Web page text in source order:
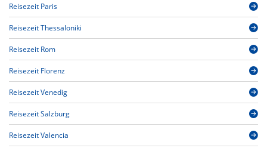
Reisezeit Paris
Reisezeit Thessaloniki
Reisezeit Rom
Reisezeit Florenz
Reisezeit Venedig
Reisezeit Salzburg
Reisezeit Valencia